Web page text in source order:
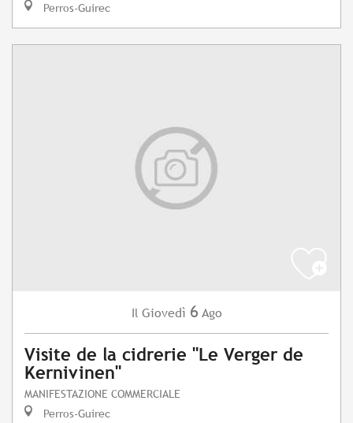
Perros-Guirec
Il Giovedì 6 Ago
Visite de la cidrerie "Le Verger de
Kernivinen"
MANIFESTAZIONE COMMERCIALE
Perros-Guirec